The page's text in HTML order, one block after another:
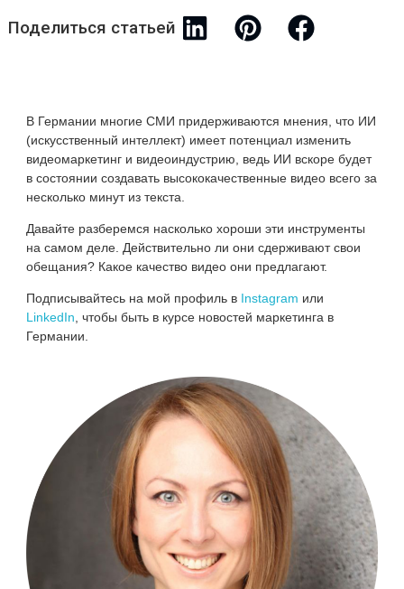
Поделиться статьей
В Германии многие СМИ придерживаются мнения, что ИИ
(искусственный интеллект) имеет потенциал изменить
видеомаркетинг и видеоиндустрию, ведь ИИ вскоре будет
в состоянии создавать высококачественные видео всего за
несколько минут из текста.
Давайте разберемся насколько хороши эти инструменты
на самом деле. Действительно ли они сдерживают свои
обещания? Какое качество видео они предлагают.
Подписывайтесь на мой профиль в Instagram или
LinkedIn , чтобы быть в курсе новостей маркетинга в
Германии.